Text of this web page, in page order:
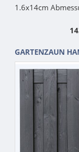
1.6x14cm
GARTENZAUN